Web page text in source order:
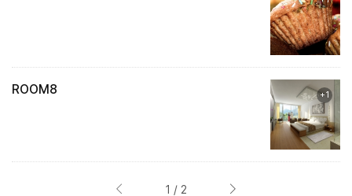
ROOM8 +1
1 / 2